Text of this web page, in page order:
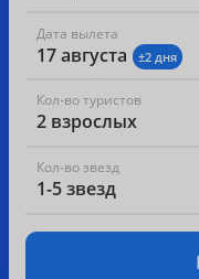
Дата вылета
17 августа ±2 дня
Кол-во туристов
2 взрослых
Кол-во звезд
1-5 звезд